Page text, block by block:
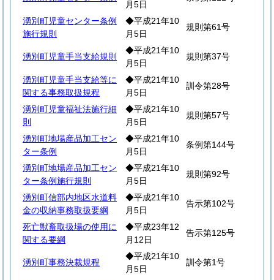
月5日
湧別町児童センター条例
施行規則
◆平成21年10
月5日
規則第61号
湧別町児童手当支給規則
◆平成21年10
月5日
規則第37号
湧別町児童手当支給等に
関する事務取扱規程
◆平成21年10
月5日
訓令第28号
湧別町児童福祉法施行細
則
◆平成21年10
月5日
規則第57号
湧別町地場産品加工セン
ター条例
◆平成21年10
月5日
条例第144号
湧別町地場産品加工セン
ター条例施行規則
◆平成21年10
月5日
規則第92号
湧別町信部内地区水道料
金の収納事務取扱要綱
◆平成21年10
月5日
告示第102号
死亡獣畜取扱場の使用に
関する要綱
◆平成23年12
月12日
告示第125号
湧別町事務決裁規程
◆平成21年10
月5日
訓令第1号